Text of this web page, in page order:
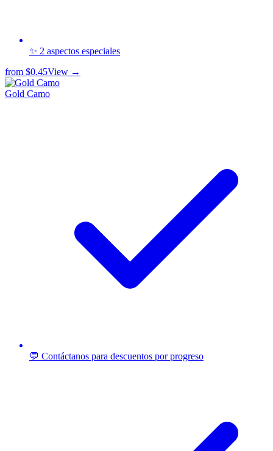
✨ 2 aspectos especiales
from $0.45View →
Gold Camo
💬 Contáctanos para descuentos por progreso